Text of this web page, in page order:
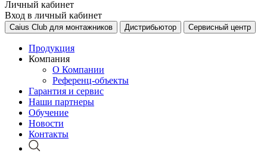
Личный кабинет
Вход в личный кабинет
Caius Club для монтажников Дистрибьютор Сервисный центр
Продукция
Компания
О Компании
Референц-объекты
Гарантия и сервис
Наши партнеры
Обучение
Новости
Контакты